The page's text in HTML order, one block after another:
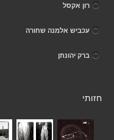
רון אקסל
עכביש אלמנה שחורה
ברק יהונתן
חזותי